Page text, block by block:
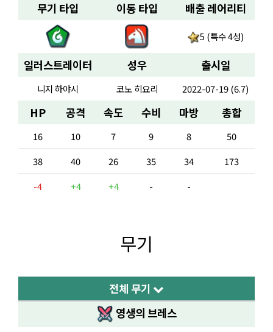
무기 타입 이동 타입 배출 레어리티
5 (특수 4성)
일러스트레이터 성우 출시일
니지 하야시 코노 히요리 2022-07-19 (6.7)
HP 공격 속도 수비 마방 총합
16 10 7 9 8
50
38
40 26 35 34
173
-4
+4 +4 - -
무기
전체 무기
영생의 브레스